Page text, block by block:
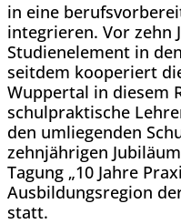
in eine
integrieren. Vor zehn
Studienelement in
seitdem kooperiert
Wuppertal in diesem
schulpraktische
den umliegenden
zehnjährigen
Tagung „10 Jahre
Ausbildungsregion
statt.